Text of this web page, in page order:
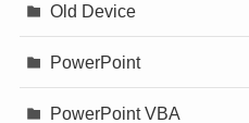
Old Device
PowerPoint
PowerPoint VBA